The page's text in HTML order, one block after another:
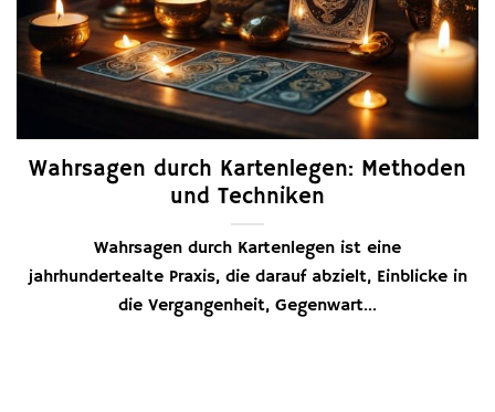
Wahrsagen durch Kartenlegen: Methoden
und Techniken
Wahrsagen durch Kartenlegen ist eine
jahrhundertealte Praxis, die darauf abzielt, Einblicke in
die Vergangenheit, Gegenwart...